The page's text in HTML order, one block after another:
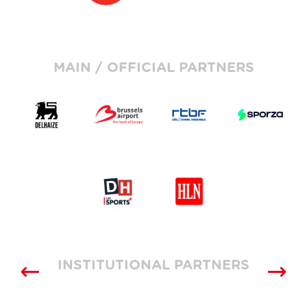
MAIN / OFFICIAL PARTNERS
INSTITUTIONAL PARTNERS